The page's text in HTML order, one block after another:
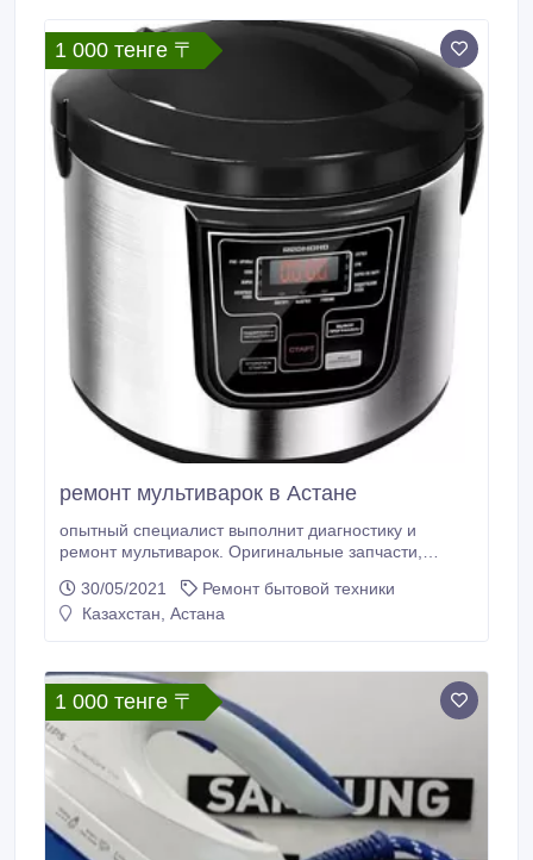
1 000 тенге 〒
ремонт мультиварок в Астане
опытный специалист выполнит диагностику и
ремонт мультиварок. Оригинальные запчасти,
30/05/2021
Ремонт бытовой техники
Казахстан, Астана
1 000 тенге 〒